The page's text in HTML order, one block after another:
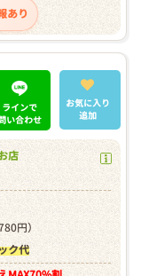
あり
ラインで
い合わせ
お気に入り
追加
店
円）
ク代